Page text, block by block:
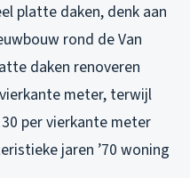
platte daken, denk aan
rond de Van
daken renoveren
meter, terwijl
per vierkante meter
jaren ’70 woning